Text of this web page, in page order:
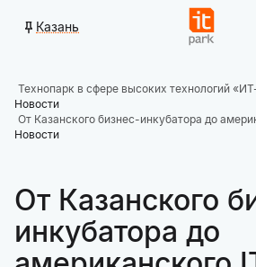
Казань
Технопарк в сфере высоких технологий
Новости
От Казанского бизнес-инкубатора до
Новости
От Казанского
инкубатора до